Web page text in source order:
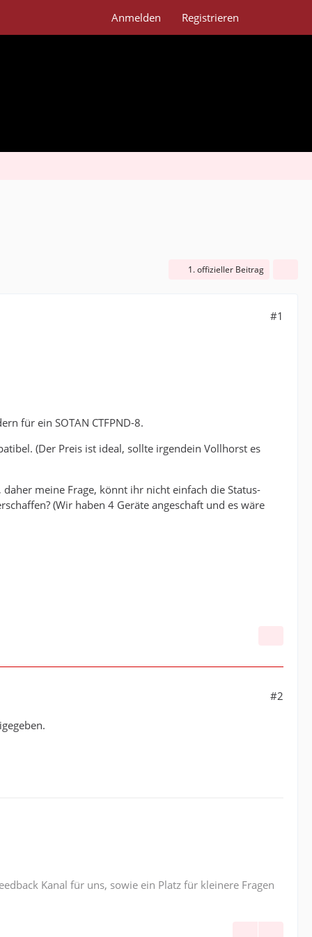
Anmelden Registrieren
1. offizieller Beitrag
#1
für ein SOTAN CTFPND-8.
(Der Preis ist ideal, sollte irgendein Vollhorst es
meine Frage, könnt ihr nicht einfach die Status-
(Wir haben 4 Geräte angeschaft und es wäre
#2
Kanal für uns, sowie ein Platz für kleinere Fragen